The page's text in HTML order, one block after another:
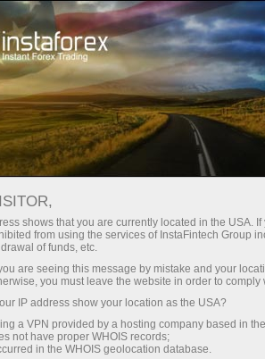
Про компанію
СИЛЬНІШЕ –
shows that you are currently located in the USA.
from using the services of InstaFintech Group
of funds, etc.
are seeing this message by mistake and your
you must leave the website in order to
IP address show your location as the USA?
a VPN provided by a hosting company based in
not have proper WHOIS records;
in the WHOIS geolocation database.